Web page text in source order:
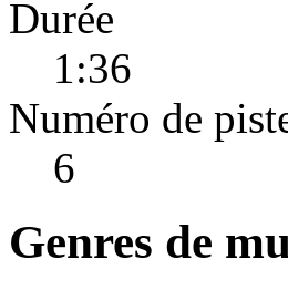
Durée
1:36
Numéro de
6
Genres de